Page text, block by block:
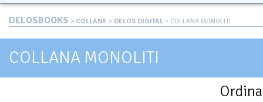
DELOSBOOKS > COLLANE > DELOS DIGITAL > COLLANA MONOLITI
COLLANA MONOLITI